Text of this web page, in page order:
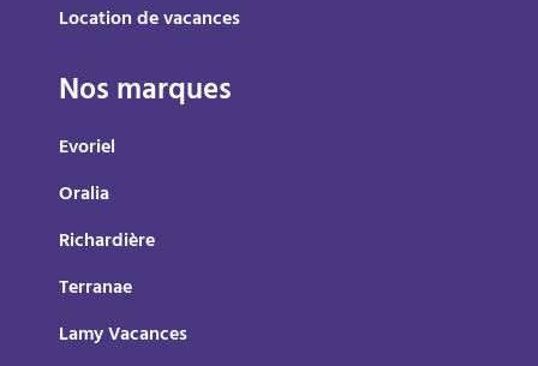
Location de vacances
Nos marques
Evoriel
Oralia
Richardière
Terranae
Lamy Vacances